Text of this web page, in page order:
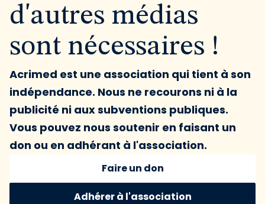
d'autres médias
sont nécessaires !
Acrimed est une association qui tient à son
indépendance. Nous ne recourons ni à la
publicité ni aux subventions publiques.
Vous pouvez nous soutenir en faisant un
don ou en adhérant à l'association.
Faire un don
Adhérer à l'association